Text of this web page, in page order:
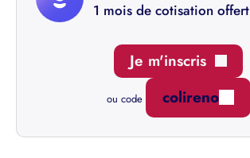
1 mois de cotisation offert
Je m'inscris
ou code colireno